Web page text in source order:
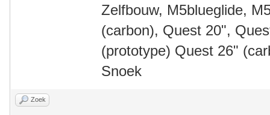
Zelfbouw, M5blueglide,
(carbon), Quest 20",
(prototype) Quest 26"
Snoek
Zoek